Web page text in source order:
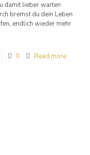
damit lieber warten
bremst du dein Leben
endlich wieder mehr
0 Read more